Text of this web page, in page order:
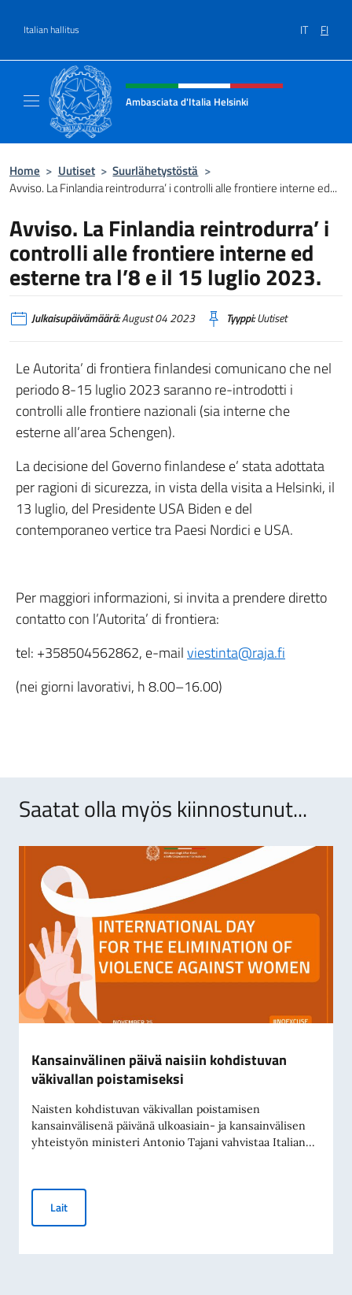
Italian hallitus IT FI
Header, social and menu of site
Ambasciata d'Italia Helsinki
Home > Uutiset > Suurlähetystöstä >
Avviso. La Finlandia reintrodurra’ i controlli alle frontiere interne ed...
Avviso. La Finlandia reintrodurra’ i
controlli alle frontiere interne ed
esterne tra l’8 e il 15 luglio 2023.
Julkaisupäivämäärä:August 04 2023 Tyyppi:Uutiset
Le Autorita’ di frontiera finlandesi comunicano che nel
periodo 8-15 luglio 2023 saranno re-introdotti i
controlli alle frontiere nazionali (sia interne che
esterne all’area Schengen).
La decisione del Governo finlandese e’ stata adottata
per ragioni di sicurezza, in vista della visita a Helsinki, il
13 luglio, del Presidente USA Biden e del
contemporaneo vertice tra Paesi Nordici e USA.
Per maggiori informazioni, si invita a prendere diretto
contatto con l’Autorita’ di frontiera:
tel: +358504562862, e-mailviestinta@raja.fi
(nei giorni lavorativi, h 8.00–16.00)
Saatat olla myös kiinnostunut...
Kansainvälinen päivä naisiin kohdistuvan
väkivallan poistamiseksi
Naisten kohdistuvan väkivallan poistamisen
kansainvälisenä päivänä ulkoasiain- ja kansainvälisen
yhteistyön ministeri Antonio Tajani vahvistaa Italian...
LaitKansainvälinen päivä naisiin kohdistuvan väkivallan